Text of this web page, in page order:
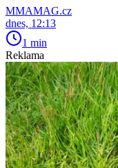
MMAMAG.cz
dnes, 12:13
1 min
Reklama